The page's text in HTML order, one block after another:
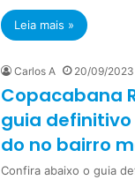
Leia mais »
Carlos A 20/09/2023
Copacabana
guia definitivo
do no bairro
Confira abaixo o guia